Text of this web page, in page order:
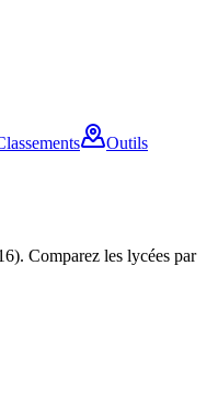
Outils
Comparez les lycées par